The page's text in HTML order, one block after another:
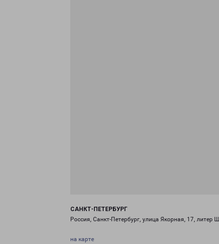
САНКТ-ПЕТЕРБУРГ
Россия, Санкт-Петербург, улица Якорная, 17, литер Ш
на карте